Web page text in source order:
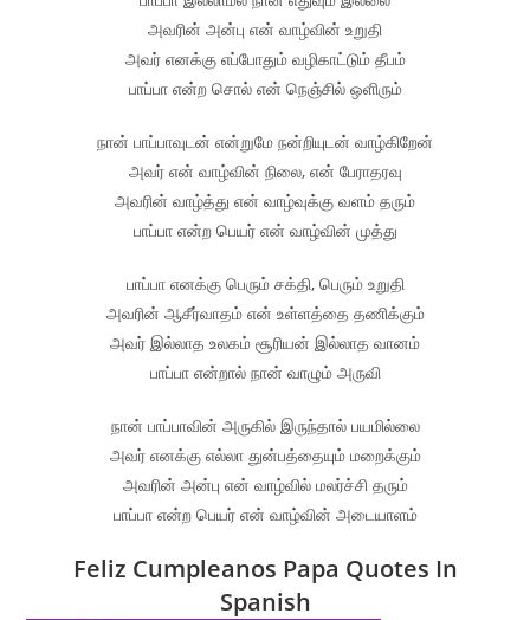
அவரின் அன்பு என் வாழ்வின் உறுதி
அவர் எனக்கு எப்போதும் வழிகாட்டும் தீபம்
பாப்பா என்ற சொல் என் நெஞ்சில் ஒளிரும்
நான் பாப்பாவுடன் என்றுமே நன்றியுடன் வாழ்கிறேன்
அவர் என் வாழ்வின் நிலை, என் பேராதரவு
அவரின் வாழ்த்து என் வாழ்வுக்கு வளம் தரும்
பாப்பா என்ற பெயர் என் வாழ்வின் முத்து
பாப்பா எனக்கு பெரும் சக்தி, பெரும் உறுதி
அவரின் ஆசீர்வாதம் என் உள்ளத்தை தணிக்கும்
அவர் இல்லாத உலகம் சூரியன் இல்லாத வானம்
பாப்பா என்றால் நான் வாழும் அருவி
நான் பாப்பாவின் அருகில் இருந்தால் பயமில்லை
அவர் எனக்கு எல்லா துன்பத்தையும் மறைக்கும்
அவரின் அன்பு என் வாழ்வில் மலர்ச்சி தரும்
பாப்பா என்ற பெயர் என் வாழ்வின் அடையாளம்
Feliz Cumpleanos Papa Quotes In
Spanish